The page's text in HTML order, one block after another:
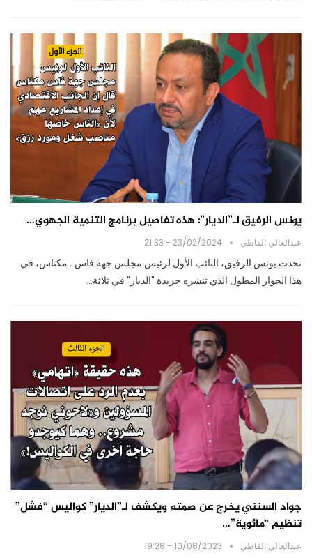
يونس الرفيق لـ”الديار”: هذه تفاصيل برنامج التنمية الجهوي…
عبدالعالي القاطي 23/02/2024 - 21:33
تحدث يونس الرفيق، النائب الأول لرئيس مجلس جهة فاس ـ مكناس، في
هذا الحوار المطول الذي تنشره جريدة "الديار" في ثلاثة…
جواد السنني يخرج عن صمته ويكشف لـ”الديار” كواليس “فشل”
تنظيم “مائوية”…
عبدالعالي القاطي 10/08/2023 - 19:28